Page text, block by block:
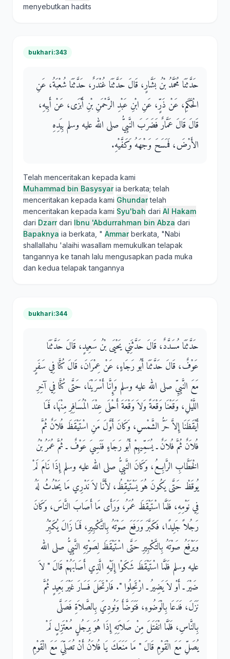
menyebutkan hadits
bukhari:343
حَدَّثَنَا مُحَمَّدُ بْنُ بَشَّارٍ، قَالَ حَدَّثَنَا غُنْدَرٌ، حَدَّثَنَا شُعْبَةُ، عَنِ
الْحَكَمِ، عَنْ ذَرٍّ، عَنِ ابْنِ عَبْدِ الرَّحْمَنِ بْنِ أَبْزَى، عَنْ أَبِيهِ،
قَالَ قَالَ عَمَّارٌ فَضَرَبَ النَّبِيُّ صلى الله عليه وسلم بِيَدِهِ
الأَرْضَ، فَمَسَحَ وَجْهَهُ وَكَفَّيْهِ‏.‏
Telah menceritakan kepada kami
Muhammad bin Basysyaria berkata; telah
menceritakan kepada kami Ghundartelah
menceritakan kepada kami Syu'bah dari Al Hakam
dari Dzarrdari Ibnu 'Abdurrahman bin Abza dari
Bapaknya ia berkata, " Ammarberkata, "Nabi
shallallahu 'alaihi wasallam memukulkan telapak
tangannya ke tanah lalu mengusapkan pada muka
dan kedua telapak tangannya
bukhari:344
حَدَّثَنَا مُسَدَّدٌ، قَالَ حَدَّثَنِي يَحْيَى بْنُ سَعِيدٍ، قَالَ حَدَّثَنَا
عَوْفٌ، قَالَ حَدَّثَنَا أَبُو رَجَاءٍ، عَنْ عِمْرَانَ، قَالَ كُنَّا فِي سَفَرٍ
مَعَ النَّبِيِّ صلى الله عليه وسلم وَإِنَّا أَسْرَيْنَا، حَتَّى كُنَّا فِي آخِرِ
اللَّيْلِ، وَقَعْنَا وَقْعَةً وَلاَ وَقْعَةَ أَحْلَى عِنْدَ الْمُسَافِرِ مِنْهَا، فَمَا
أَيْقَظَنَا إِلاَّ حَرُّ الشَّمْسِ، وَكَانَ أَوَّلَ مَنِ اسْتَيْقَظَ فُلاَنٌ ثُمَّ
فُلاَنٌ ثُمَّ فُلاَنٌ ـ يُسَمِّيهِمْ أَبُو رَجَاءٍ فَنَسِيَ عَوْفٌ ـ ثُمَّ عُمَرُ بْنُ
الْخَطَّابِ الرَّابِعُ، وَكَانَ النَّبِيُّ صلى الله عليه وسلم إِذَا نَامَ لَمْ
يُوقَظْ حَتَّى يَكُونَ هُوَ يَسْتَيْقِظُ، لأَنَّا لاَ نَدْرِي مَا يَحْدُثُ لَهُ
فِي نَوْمِهِ، فَلَمَّا اسْتَيْقَظَ عُمَرُ، وَرَأَى مَا أَصَابَ النَّاسَ، وَكَانَ
رَجُلاً جَلِيدًا، فَكَبَّرَ وَرَفَعَ صَوْتَهُ بِالتَّكْبِيرِ، فَمَا زَالَ يُكَبِّرُ
وَيَرْفَعُ صَوْتَهُ بِالتَّكْبِيرِ حَتَّى اسْتَيْقَظَ لِصَوْتِهِ النَّبِيُّ صلى الله
عليه وسلم فَلَمَّا اسْتَيْقَظَ شَكَوْا إِلَيْهِ الَّذِي أَصَابَهُمْ قَالَ ‏"‏ لاَ
ضَيْرَ ـ أَوْ لاَ يَضِيرُ ـ ارْتَحِلُوا ‏"‏‏.‏ فَارْتَحَلَ فَسَارَ غَيْرَ بَعِيدٍ ثُمَّ
نَزَلَ، فَدَعَا بِالْوَضُوءِ، فَتَوَضَّأَ وَنُودِيَ بِالصَّلاَةِ فَصَلَّى
بِالنَّاسِ، فَلَمَّا انْفَتَلَ مِنْ صَلاَتِهِ إِذَا هُوَ بِرَجُلٍ مُعْتَزِلٍ لَمْ
يُصَلِّ مَعَ الْقَوْمِ قَالَ ‏"‏ مَا مَنَعَكَ يَا فُلاَنُ أَنْ تُصَلِّيَ مَعَ الْقَوْمِ